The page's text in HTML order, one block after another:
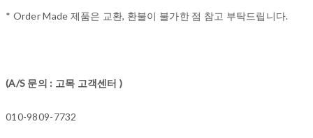
* Order Made 제품은 교환, 환불이 불가한 점 참고 부탁드립니다.
(A/S 문의 : 고목 고객센터 )
010-9809-7732